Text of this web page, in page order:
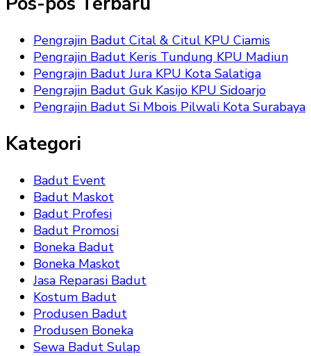
Pengrajin Badut Cital & Citul KPU Ciamis
Pengrajin Badut Keris Tundung KPU Madiun
Pengrajin Badut Jura KPU Kota Salatiga
Pengrajin Badut Guk Kasijo KPU Sidoarjo
Pengrajin Badut Si Mbois Pilwali Kota Surabaya
Kategori
Badut Event
Badut Maskot
Badut Profesi
Badut Promosi
Boneka Badut
Boneka Maskot
Jasa Reparasi Badut
Kostum Badut
Produsen Badut
Produsen Boneka
Sewa Badut Sulap